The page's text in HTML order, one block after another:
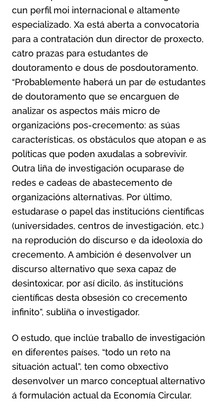
cun perfil moi internacional e altamente
especializado. Xa está aberta a convocatoria
para a contratación dun director de proxecto,
catro prazas para estudantes de
doutoramento e dous de posdoutoramento.
“Probablemente haberá un par de estudantes
de doutoramento que se encarguen de
analizar os aspectos máis micro de
organizacións pos-crecemento: as súas
características, os obstáculos que atopan e as
políticas que poden axudalas a sobrevivir.
Outra liña de investigación ocuparase de
redes e cadeas de abastecemento de
organizacións alternativas. Por último,
estudarase o papel das institucións científicas
(universidades, centros de investigación, etc.)
na reprodución do discurso e da ideoloxía do
crecemento. A ambición é desenvolver un
discurso alternativo que sexa capaz de
desintoxicar, por así dicilo, ás institucións
científicas desta obsesión co crecemento
infinito”, subliña o investigador.
O estudo, que inclúe traballo de investigación
en diferentes países, “todo un reto na
situación actual”, ten como obxectivo
desenvolver un marco conceptual alternativo
á formulación actual da Economía Circular.